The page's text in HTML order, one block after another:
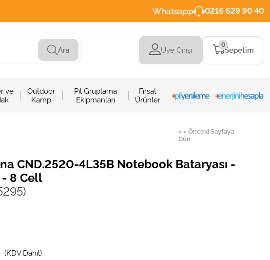
Whatsapp 0216 629 90 40
Ara Üye Girişi Sepetim
0
ve
Outdoor
Kamp
Pil Gruplama
Ekipmanları
Fırsat
Ürünler
< < Önceki Sayfaya
Dön
CND.2520-4L35B Notebook Bataryası -
8 Cell
(KDV Dahil)